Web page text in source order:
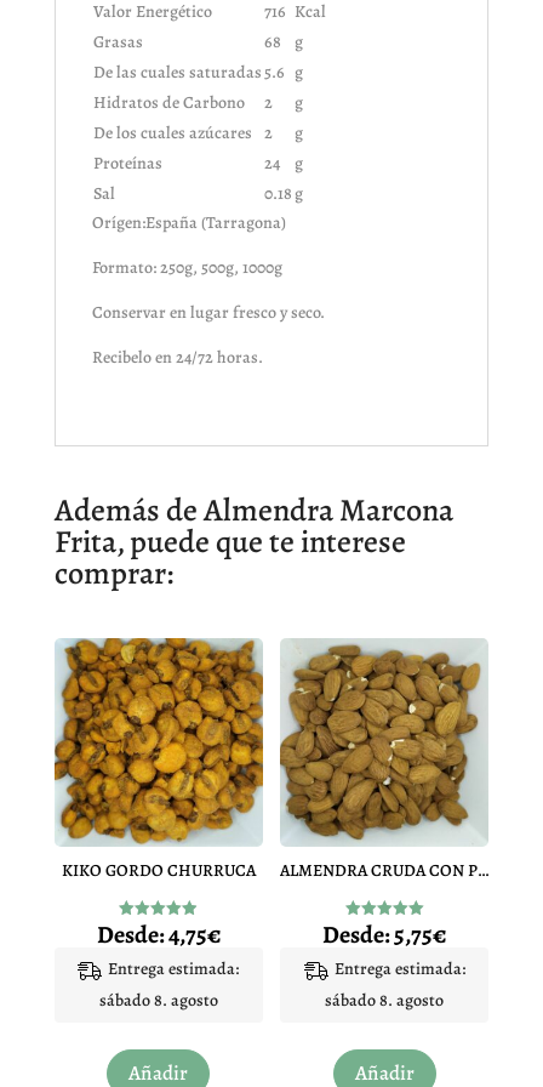
Valor Energético 716 Kcal
Grasas
68
g
De las cuales saturadas 5.6 g
Hidratos de Carbono
2
g
De los cuales azúcares 2
g
Proteínas
24
g
Sal
0.18 g
Orígen:España (Tarragona)
Formato: 250g, 500g, 1000g
Conservar en lugar fresco y seco.
Recibelo en 24/72 horas.
Además de Almendra Marcona
Frita, puede que te interese
comprar:
KIKO GORDO CHURRUCA
Valorado
con
de 5
Desde:4,75€
Entrega estimada:
sábado 8. agosto
Añadir
producto
ALMENDRA CRUDA CON PIEL
Valorado
con
de 5
Desde:5,75€
Entrega estimada:
sábado 8. agosto
Añadir
producto